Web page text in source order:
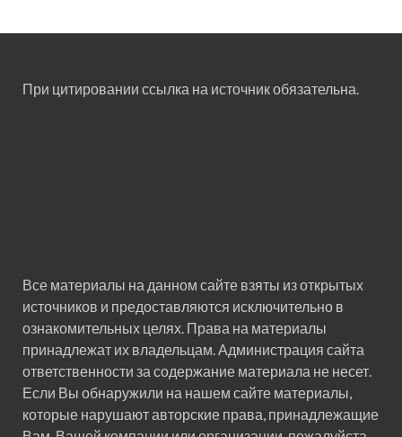
При цитировании ссылка на источник обязательна.
Все материалы на данном сайте взяты из открытых
источников и предоставляются исключительно в
ознакомительных целях. Права на материалы
принадлежат их владельцам. Администрация сайта
ответственности за содержание материала не несет.
Если Вы обнаружили на нашем сайте материалы,
которые нарушают авторские права, принадлежащие